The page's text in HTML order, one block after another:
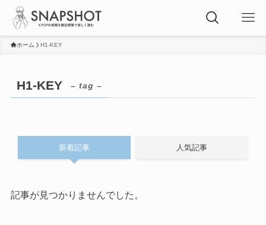
ホーム H1-KEY
H1-KEY – tag –
新着記事 人気記事
記事が見つかりませんでした。